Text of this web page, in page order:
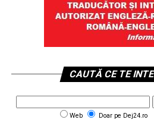
CAUTĂ CE TE
Web Doar pe Dej24.ro